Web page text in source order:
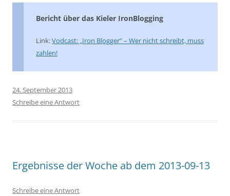
Bericht über das Kieler IronBlogging
Link:Vodcast: „Iron Blogger” – Wer nicht schreibt, muss
zahlen!
24. September 2013
Schreibe eine Antwort
Ergebnisse der Woche ab dem 2013-09-13
Schreibe eine Antwort